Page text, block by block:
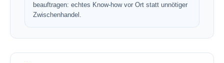
beauftragen: echtes Know-how vor Ort statt unnötiger
Zwischenhandel.